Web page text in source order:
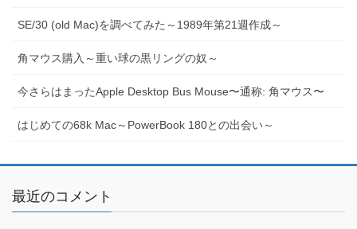
SE/30 (old Mac)を調べてみた～1989年第21週作成～
角マウス購入～重い球の黒リングの奴～
今さらはまったApple Desktop Bus Mouse〜通称: 角マウス〜
はじめての68k Mac～PowerBook 180との出会い～
最近のコメント